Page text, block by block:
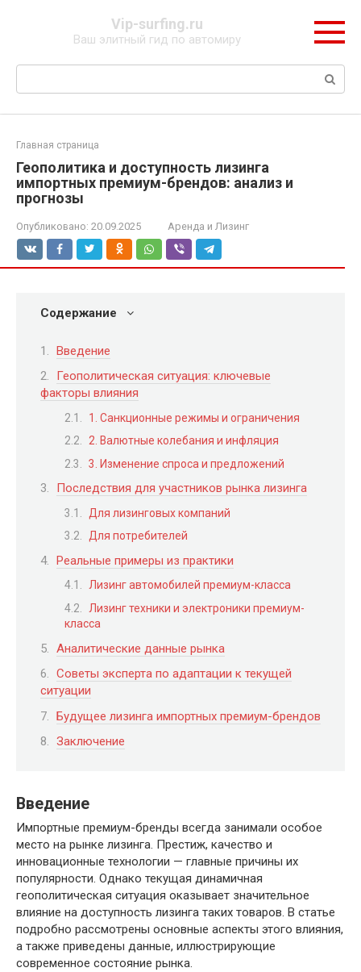
Vip-surfing.ru
Ваш элитный гид по автомиру
Поиск:
Главная страница
Геополитика и доступность лизинга
импортных премиум-брендов: анализ и
прогнозы
Опубликовано: 20.09.2025 Аренда и Лизинг
Содержание
Введение
Геополитическая ситуация: ключевые
факторы влияния
1. Санкционные режимы и ограничения
2. Валютные колебания и инфляция
3. Изменение спроса и предложений
Последствия для участников рынка лизинга
Для лизинговых компаний
Для потребителей
Реальные примеры из практики
Лизинг автомобилей премиум-класса
Лизинг техники и электроники премиум-
класса
Аналитические данные рынка
Советы эксперта по адаптации к текущей
ситуации
Будущее лизинга импортных премиум-брендов
Заключение
Введение
Импортные премиум-бренды всегда занимали особое
место на рынке лизинга. Престиж, качество и
инновационные технологии — главные причины их
популярности. Однако текущая динамичная
геополитическая ситуация оказывает значительное
влияние на доступность лизинга таких товаров. В статье
подробно рассмотрены основные аспекты этого влияния,
а также приведены данные, иллюстрирующие
современное состояние рынка.